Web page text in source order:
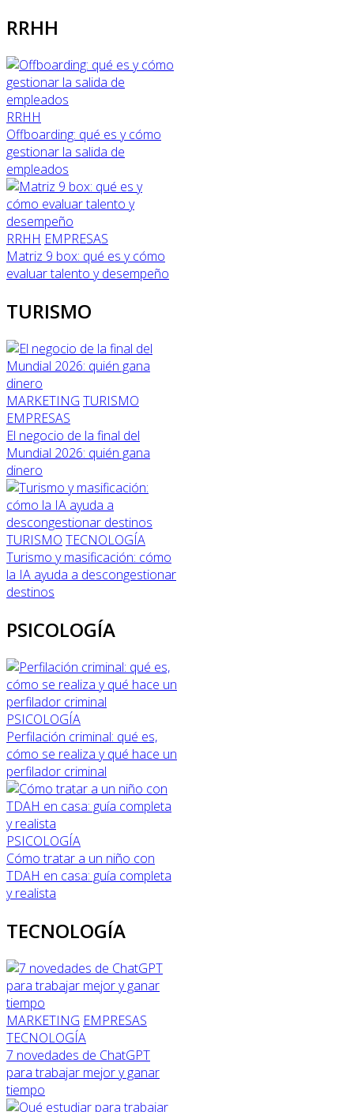
RRHH
RRHH
Offboarding: qué es y cómo
gestionar la salida de
empleados
RRHH EMPRESAS
Matriz 9 box: qué es y cómo
evaluar talento y desempeño
TURISMO
MARKETING TURISMO
EMPRESAS
El negocio de la final del
Mundial 2026: quién gana
dinero
TURISMO TECNOLOGÍA
Turismo y masificación: cómo
la IA ayuda a descongestionar
destinos
PSICOLOGÍA
PSICOLOGÍA
Perfilación criminal: qué es,
cómo se realiza y qué hace un
perfilador criminal
PSICOLOGÍA
Cómo tratar a un niño con
TDAH en casa: guía completa
y realista
TECNOLOGÍA
MARKETING EMPRESAS
TECNOLOGÍA
7 novedades de ChatGPT
para trabajar mejor y ganar
tiempo